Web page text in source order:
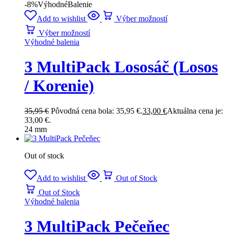
-8%VýhodnéBalenie
Add to wishlist
Výber možností
Výber možností
Výhodné balenia
3 MultiPack Lososáč (Losos
/ Korenie)
35,95€ Pôvodná cena bola: 35,95 €.33,00 €Aktuálna cena je:
33,00 €.
24 mm
Out of stock
Add to wishlist
Out of Stock
Out of Stock
Výhodné balenia
3 MultiPack Pečeňec